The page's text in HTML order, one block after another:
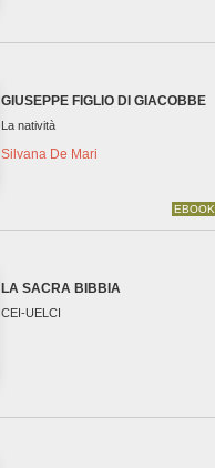
GIUSEPPE FIGLIO DI GIACOBBE
La natività
Silvana De Mari
EBOOK
LA SACRA BIBBIA
CEI-UELCI